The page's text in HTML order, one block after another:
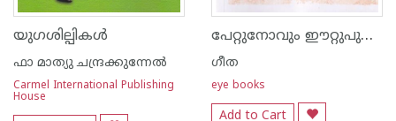
യുഗശില്പികള്‍
ഫാ മാത്യു ചന്ദ്രക്കുന്നേല്‍
Carmel International Publishing
House
പേറ്റുനോവും ഈറ്റുപുണ്യവും
ഗീത
eye books
Add to Cart